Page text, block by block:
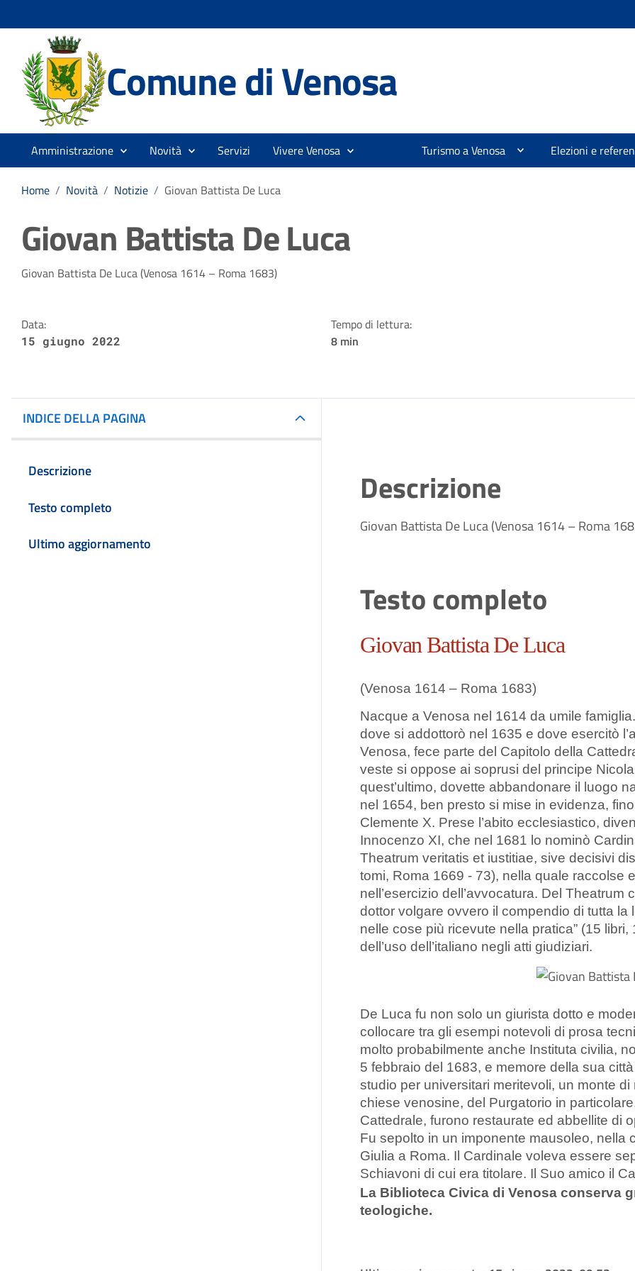
Comune di Venosa
Amministrazione Novità Servizi Vivere Venosa Turismo a Venosa Elezioni e
Home / Novità / Notizie / Giovan Battista De Luca
Giovan Battista De Luca
Dettagli della notizia
Giovan Battista De Luca (Venosa 1614 – Roma 1683)
Data:
15 giugno 2022
Tempo di lettura:
8 min
INDICE DELLA PAGINA
Descrizione
Testo completo
Ultimo aggiornamento
Descrizione
Giovan Battista De Luca (Venosa 1614 – Roma
Testo completo
Giovan Battista De Luca
(Venosa 1614 – Roma 1683)
Nacque a Venosa nel 1614 da umile
dove si addottorò nel 1635 e dove esercitò
Venosa, fece parte del Capitolo della
veste si oppose ai soprusi del principe
quest’ultimo, dovette abbandonare il luogo
nel 1654, ben presto si mise in evidenza,
Clemente X. Prese l’abito ecclesiastico,
Innocenzo XI, che nel 1681 lo nominò
Theatrum veritatis et iustitiae, sive decisivi
tomi, Roma 1669 - 73), nella quale raccolse
nell’esercizio dell’avvocatura. Del Theatrum
dottor volgare ovvero il compendio di tutta
nelle cose più ricevute nella pratica” (15
dell’uso dell’italiano negli atti giudiziari.
De Luca fu non solo un giurista dotto e
collocare tra gli esempi notevoli di prosa
molto probabilmente anche Instituta civilia,
5 febbraio del 1683, e memore della sua
studio per universitari meritevoli, un monte
chiese venosine, del Purgatorio in
Cattedrale, furono restaurate ed abbellite di
Fu sepolto in un imponente mausoleo, nella
Giulia a Roma. Il Cardinale voleva essere
Schiavoni di cui era titolare. Il Suo amico il
La Biblioteca Civica di Venosa conserva
teologiche.